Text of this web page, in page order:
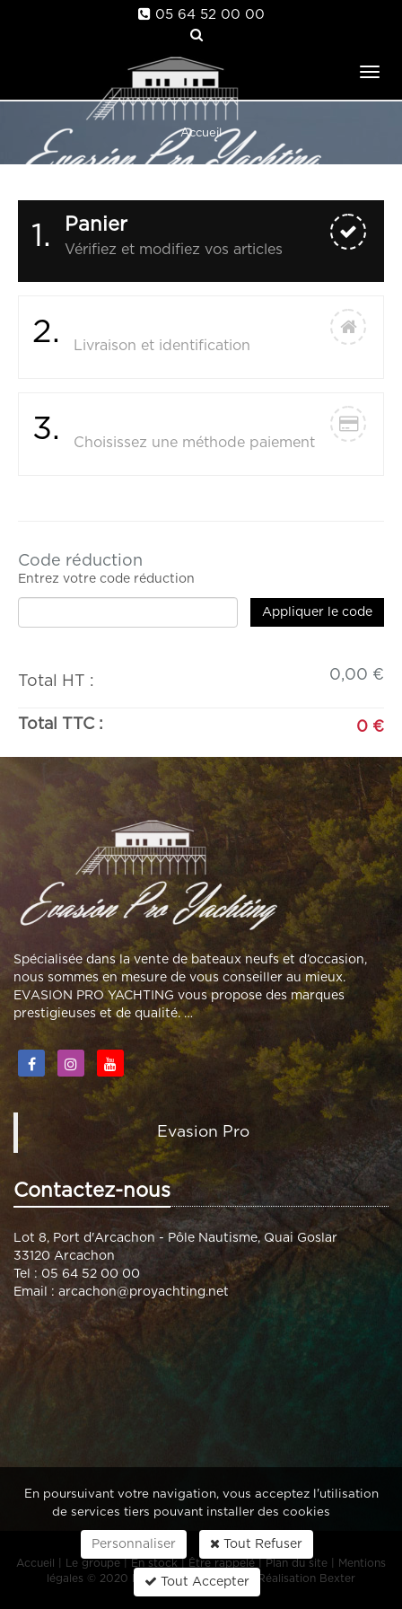
05 64 52 00 00
Accueil
1. Panier
Vérifiez et modifiez vos articles
2. Livraison et identification
3. Choisissez une méthode paiement
Code réduction
Entrez votre code réduction
Appliquer le code
Total HT : 0,00 €
Total TTC : 0 €
Spécialisée dans la vente de bateaux neufs et d’occasion,
nous sommes en mesure de vous conseiller au mieux.
EVASION PRO YACHTING vous propose des marques
prestigieuses et de qualité. …
Evasion Pro
Contactez-nous
Lot 8, Port d'Arcachon - Pôle Nautisme, Quai Goslar
33120 Arcachon
Tel : 05 64 52 00 00
Email : arcachon@proyachting.net
Accueil Le groupe En stock Être rappelé Plan du site
Mentions
légales © 2020 Evasion Pro Yachting - Réalisation Bexter
En poursuivant votre navigation, vous acceptez l'utilisation
de services tiers pouvant installer des cookies
Personnaliser Tout Refuser
Tout Accepter